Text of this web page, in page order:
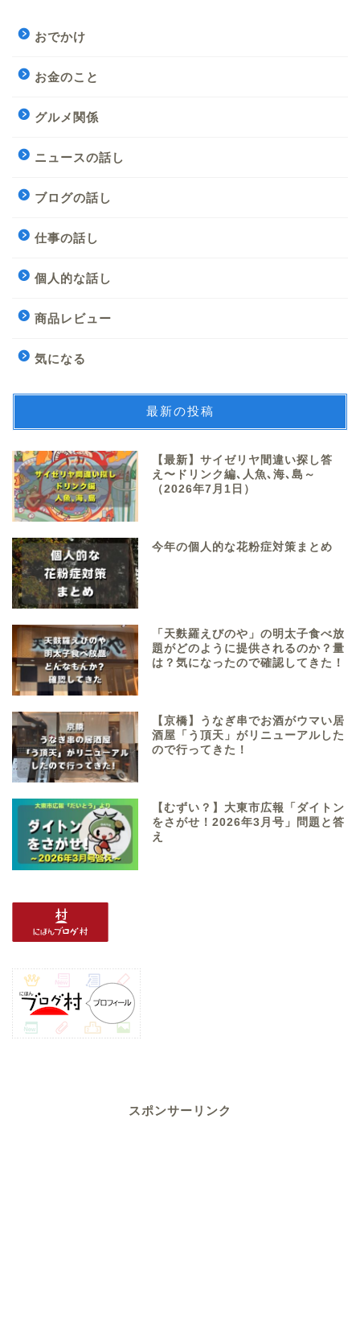
おでかけ
お金のこと
グルメ関係
ニュースの話し
ブログの話し
仕事の話し
個人的な話し
商品レビュー
気になる
最新の投稿
【最新】サイゼリヤ間違い探し答
え〜ドリンク編､人魚､海､島～
（2026年7月1日）
今年の個人的な花粉症対策まとめ
「天麩羅えびのや」の明太子食べ放
題がどのように提供されるのか？量
は？気になったので確認してきた！
【京橋】うなぎ串でお酒がウマい居
酒屋「う頂天」がリニューアルした
ので行ってきた！
【むずい？】大東市広報「ダイトン
をさがせ！2026年3月号」問題と答
え
スポンサーリンク